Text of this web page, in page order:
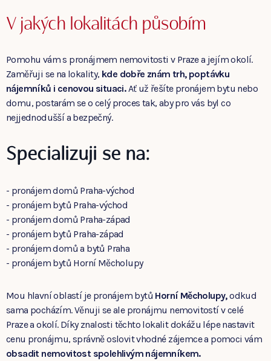
V jakých lokalitách působím
Pomohu vám s pronájmem nemovitosti v Praze a jejím okolí.
Zaměřuji se na lokality, kde dobře znám trh, poptávku
nájemníků i cenovou situaci.Ať už řešíte pronájem bytu nebo
domu, postarám se o celý proces tak, aby pro vás byl co
nejjednodušší a bezpečný.
Specializuji se na:
- pronájem domů Praha-východ
- pronájem bytů Praha-východ
- pronájem domů Praha-západ
- pronájem bytů Praha-západ
- pronájem domů a bytů Praha
- pronájem bytů Horní Měcholupy
Mou hlavní oblastí je pronájem bytů Horní Měcholupy,odkud
sama pocházím. Věnuji se ale pronájmu nemovitostí v celé
Praze a okolí. Díky znalosti těchto lokalit dokážu lépe nastavit
cenu pronájmu, správně oslovit vhodné zájemce a pomoci vám
obsadit nemovitost spolehlivým nájemníkem.